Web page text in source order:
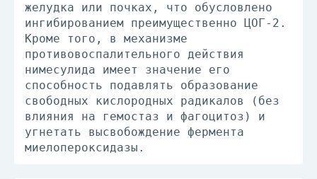
желудка или почках, что обусловлено
ингибированием преимущественно ЦОГ-2.
Кроме того, в механизме
противовоспалительного действия
нимесулида имеет значение его
способность подавлять образование
свободных кислородных радикалов (без
влияния на гемостаз и фагоцитоз) и
угнетать высвобождение фермента
миелопероксидазы.